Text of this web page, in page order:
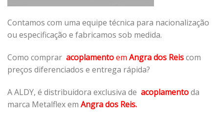
Contamos com uma equipe técnica para nacionalização
ou especificação e fabricamos sob medida.
Como comprar acoplamentoem Angra dos Reiscom
preços diferenciados e entrega rápida?
A ALDY, é distribuidora exclusiva de acoplamentoda
marca Metalflex em Angra dos Reis.